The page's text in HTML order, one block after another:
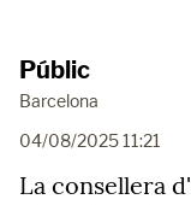
Públic
Barcelona
04/08/2025 11:21
La consellera d'